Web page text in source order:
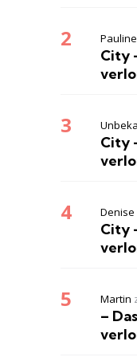
Pauline
City
City
Denise
City
Martin
–